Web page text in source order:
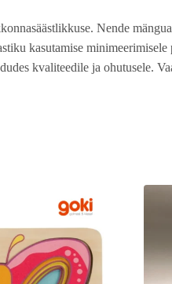
Nende
kasutamise minimeerimisele
kvaliteedile ja ohutusele.